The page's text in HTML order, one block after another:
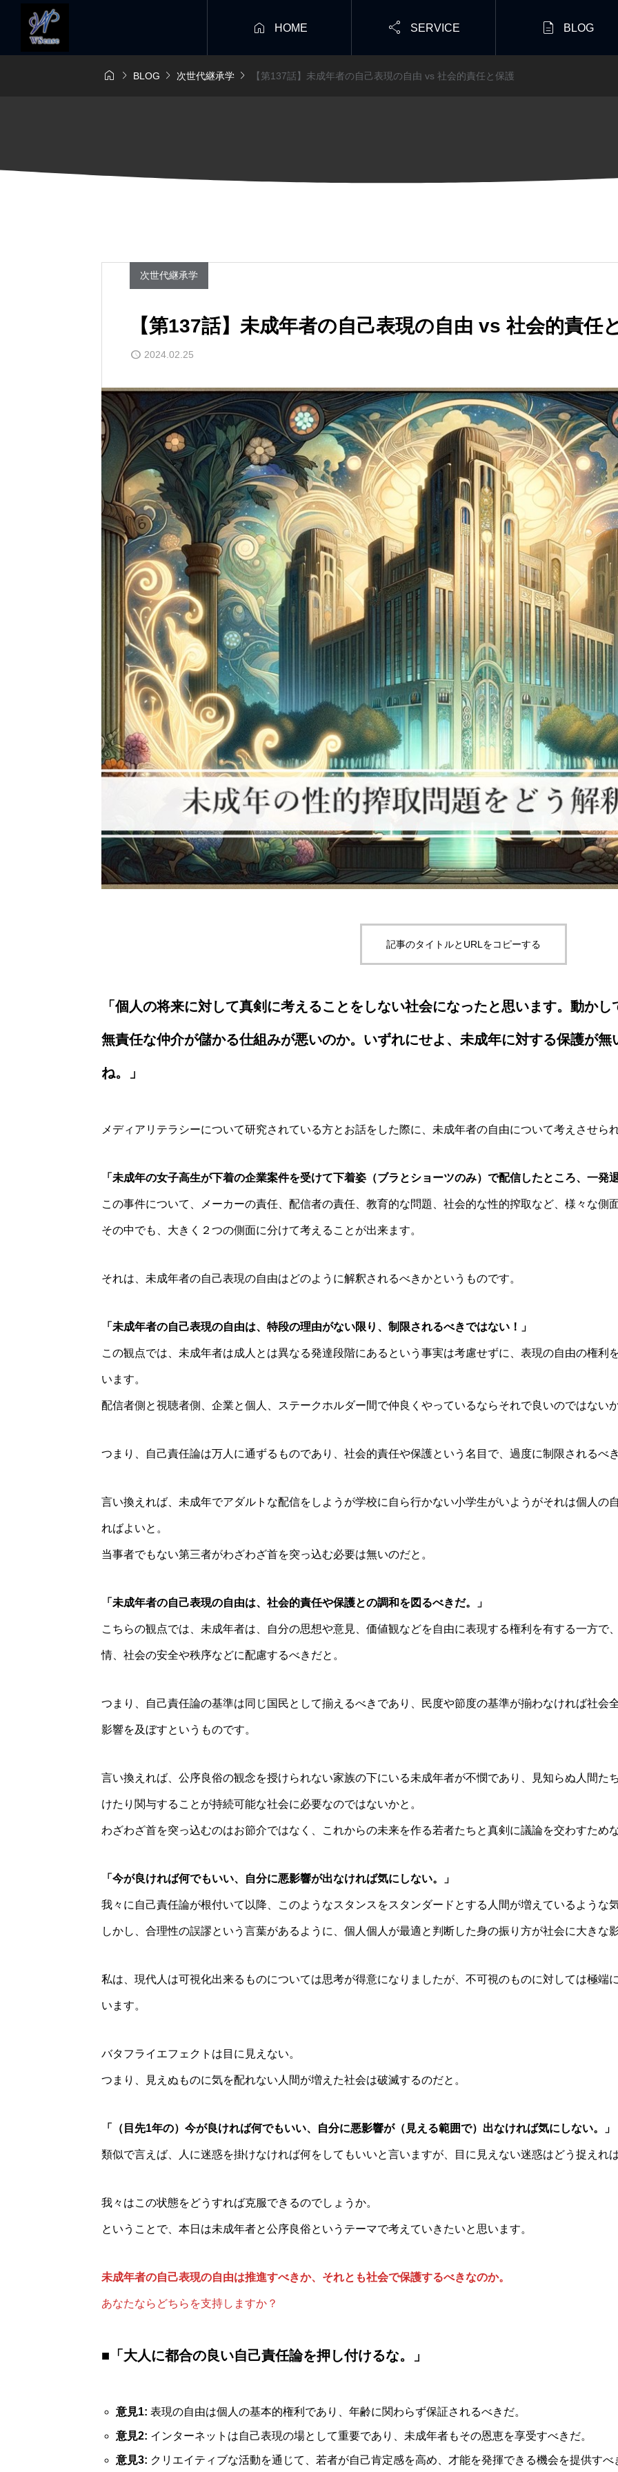
 HOME  SERVICE  BLOG
  BLOG  次世代継承学  【第137話】未成年者の自己表現の自由 vs 社会的責任と保護
次世代継承学
【第137話】未成年者の自己表現の自由 vs 社会的責任
2024.02.25
記事のタイトルとURLをコピーする
「個人の将来に対して真剣に考えることをしない社会になったと思います。動か
無責任な仲介が儲かる仕組みが悪いのか。いずれにせよ、未成年に対する保護が
ね。」
メディアリテラシーについて研究されている方とお話をした際に、未成年者の自由について考えさせら
「未成年の女子高生が下着の企業案件を受けて下着姿（ブラとショーツのみ）で配信したところ、一発
この事件について、メーカーの責任、配信者の責任、教育的な問題、社会的な性的搾取など、様々な側
その中でも、大きく２つの側面に分けて考えることが出来ます。
それは、未成年者の自己表現の自由はどのように解釈されるべきかというものです。
「未成年者の自己表現の自由は、特段の理由がない限り、制限されるべきではない！」
この観点では、未成年者は成人とは異なる発達段階にあるという事実は考慮せずに、表現の自由の権利
います。
配信者側と視聴者側、企業と個人、ステークホルダー間で仲良くやっているならそれで良いのではない
つまり、自己責任論は万人に通ずるものであり、社会的責任や保護という名目で、過度に制限されるべ
言い換えれば、未成年でアダルトな配信をしようが学校に自ら行かない小学生がいようがそれは個人の
ればよいと。
当事者でもない第三者がわざわざ首を突っ込む必要は無いのだと。
「未成年者の自己表現の自由は、社会的責任や保護との調和を図るべきだ。」
こちらの観点では、未成年者は、自分の思想や意見、価値観などを自由に表現する権利を有する一方で
情、社会の安全や秩序などに配慮するべきだと。
つまり、自己責任論の基準は同じ国民として揃えるべきであり、民度や節度の基準が揃わなければ社会
影響を及ぼすというものです。
言い換えれば、公序良俗の観念を授けられない家族の下にいる未成年者が不憫であり、見知らぬ人間た
けたり関与することが持続可能な社会に必要なのではないかと。
わざわざ首を突っ込むのはお節介ではなく、これからの未来を作る若者たちと真剣に議論を交わすため
「今が良ければ何でもいい、自分に悪影響が出なければ気にしない。」
我々に自己責任論が根付いて以降、このようなスタンスをスタンダードとする人間が増えているような
しかし、合理性の誤謬という言葉があるように、個人個人が最適と判断した身の振り方が社会に大きな
私は、現代人は可視化出来るものについては思考が得意になりましたが、不可視のものに対しては極端
います。
バタフライエフェクトは目に見えない。
つまり、見えぬものに気を配れない人間が増えた社会は破滅するのだと。
「（目先1年の） 今が良ければ何でもいい、 自分に悪影響が（見える範囲で）出なければ気にしない。」
類似で言えば、人に迷惑を掛けなければ何をしてもいいと言いますが、目に見えない迷惑はどう捉えれ
我々はこの状態をどうすれば克服できるのでしょうか。
ということで、本日は未成年者と公序良俗というテーマで考えていきたいと思います。
未成年者の自己表現の自由は推進すべきか、それとも社会で保護するべきなのか。
あなたならどちらを支持しますか？
■ 「大人に都合の良い自己責任論を押し付けるな。」
意見1: 表現の自由は個人の基本的権利であり、年齢に関わらず保証されるべきだ。
意見2: インターネットは自己表現の場として重要であり、未成年者もその恩恵を享受すべきだ。
意見3: クリエイティブな活動を通じて、若者が自己肯定感を高め、才能を発揮できる機会を提供すべ